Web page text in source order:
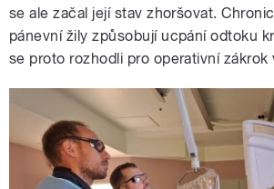
se ale začal její stav zhoršovat.
pánevní žily způsobují ucpání odtoku
se proto rozhodli pro operativní zákrok